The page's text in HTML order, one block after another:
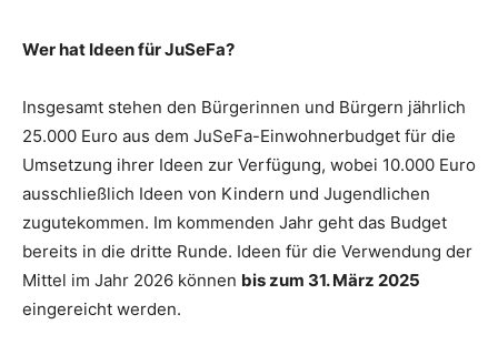
Wer hat Ideen für JuSeFa?
Insgesamt stehen den Bürgerinnen und Bürgern jährlich
25.000 Euro aus dem JuSeFa-Einwohnerbudget für die
Umsetzung ihrer Ideen zur Verfügung, wobei 10.000 Euro
ausschließlich Ideen von Kindern und Jugendlichen
zugutekommen. Im kommenden Jahr geht das Budget
bereits in die dritte Runde. Ideen für die Verwendung der
Mittel im Jahr 2026 können bis zum 31. März 2025
eingereicht werden.